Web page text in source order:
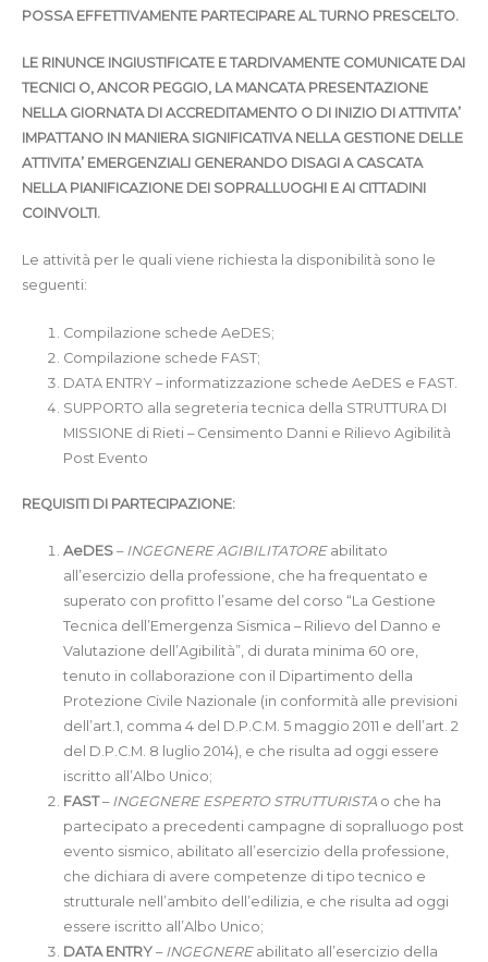
POSSA EFFETTIVAMENTE PARTECIPARE AL TURNO PRESCELTO.
LE RINUNCE INGIUSTIFICATE E TARDIVAMENTE COMUNICATE DAI
TECNICI O, ANCOR PEGGIO, LA MANCATA PRESENTAZIONE
NELLA GIORNATA DI ACCREDITAMENTO O DI INIZIO DI ATTIVITA’
IMPATTANO IN MANIERA SIGNIFICATIVA NELLA GESTIONE DELLE
ATTIVITA’ EMERGENZIALI GENERANDO DISAGI A CASCATA
NELLA PIANIFICAZIONE DEI SOPRALLUOGHI E AI CITTADINI
COINVOLTI.
Le attività per le quali viene richiesta la disponibilità sono le
seguenti:
Compilazione schede AeDES;
Compilazione schede FAST;
DATA ENTRY – informatizzazione schede AeDES e FAST.
SUPPORTO alla segreteria tecnica della STRUTTURA DI
MISSIONE di Rieti – Censimento Danni e Rilievo Agibilità
Post Evento
REQUISITI DI PARTECIPAZIONE:
AeDES – INGEGNERE AGIBILITATOREabilitato
all’esercizio della professione, che ha frequentato e
superato con profitto l’esame del corso “La Gestione
Tecnica dell’Emergenza Sismica – Rilievo del Danno e
Valutazione dell’Agibilità”, di durata minima 60 ore,
tenuto in collaborazione con il Dipartimento della
Protezione Civile Nazionale (in conformità alle previsioni
dell’art.1, comma 4 del D.P.C.M. 5 maggio 2011 e dell’art. 2
del D.P.C.M. 8 luglio 2014), e che risulta ad oggi essere
iscritto all’Albo Unico;
FAST– INGEGNERE ESPERTO STRUTTURISTA o che ha
partecipato a precedenti campagne di sopralluogo post
evento sismico, abilitato all’esercizio della professione,
che dichiara di avere competenze di tipo tecnico e
strutturale nell’ambito dell’edilizia, e che risulta ad oggi
essere iscritto all’Albo Unico;
DATA ENTRY – INGEGNEREabilitato all’esercizio della